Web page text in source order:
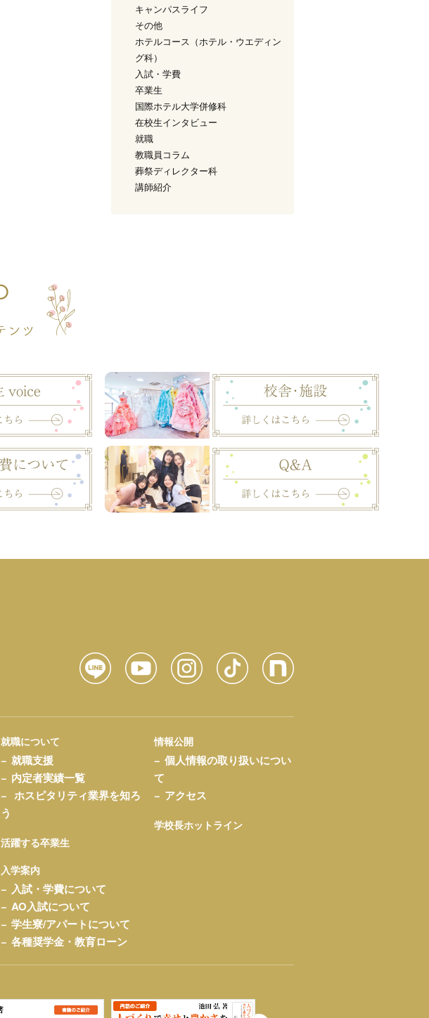
キャンパスライフ
その他
ホテルコース（ホテル・ウエディン
グ科）
入試・学費
卒業生
国際ホテル大学併修科
在校生インタビュー
就職
教職員コラム
葬祭ディレクター科
講師紹介
就職について
就職支援
内定者実績一覧
ホスピタリティ業界を知ろ
う
活躍する卒業生
入学案内
入試・学費について
AO入試について
学生寮/アパートについて
各種奨学金・教育ローン
情報公開
個人情報の取り扱いについ
て
アクセス
学校長ホットライン